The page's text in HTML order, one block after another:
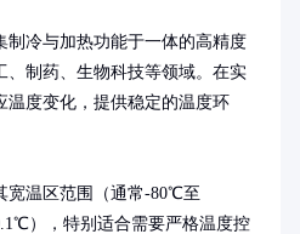
制冷与加热功能于一体的高精度
、制药、生物科技等领域。在实
温度变化，提供稳定的温度环
宽温区范围（通常-80℃至
），特别适合需要严格温度控